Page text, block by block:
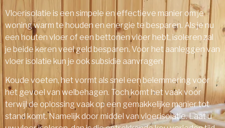
Vloerisolatie is een simpele en effectieve manier om je
woning warm te houden en energie te besparen. Als je nu
een houten vloer of een bettonen vloer hebt, isoleren zal
je beide keren veel geld besparen. Voor het aanleggen van
vloer isolatie kun je ook subsidie aanvragen
Koude voeten, het vormt als snel een belemmering voor
het gevoel van welbehagen. Toch komt het vaak voor
terwijl de oplossing vaak op een gemakkelijke manier tot
stand komt. Namelijk door middel van vloerisolatie. Laat u